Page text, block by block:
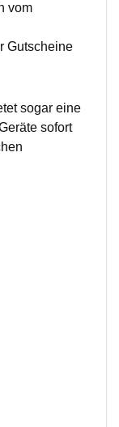
vom
Gutscheine
sogar eine
sofort